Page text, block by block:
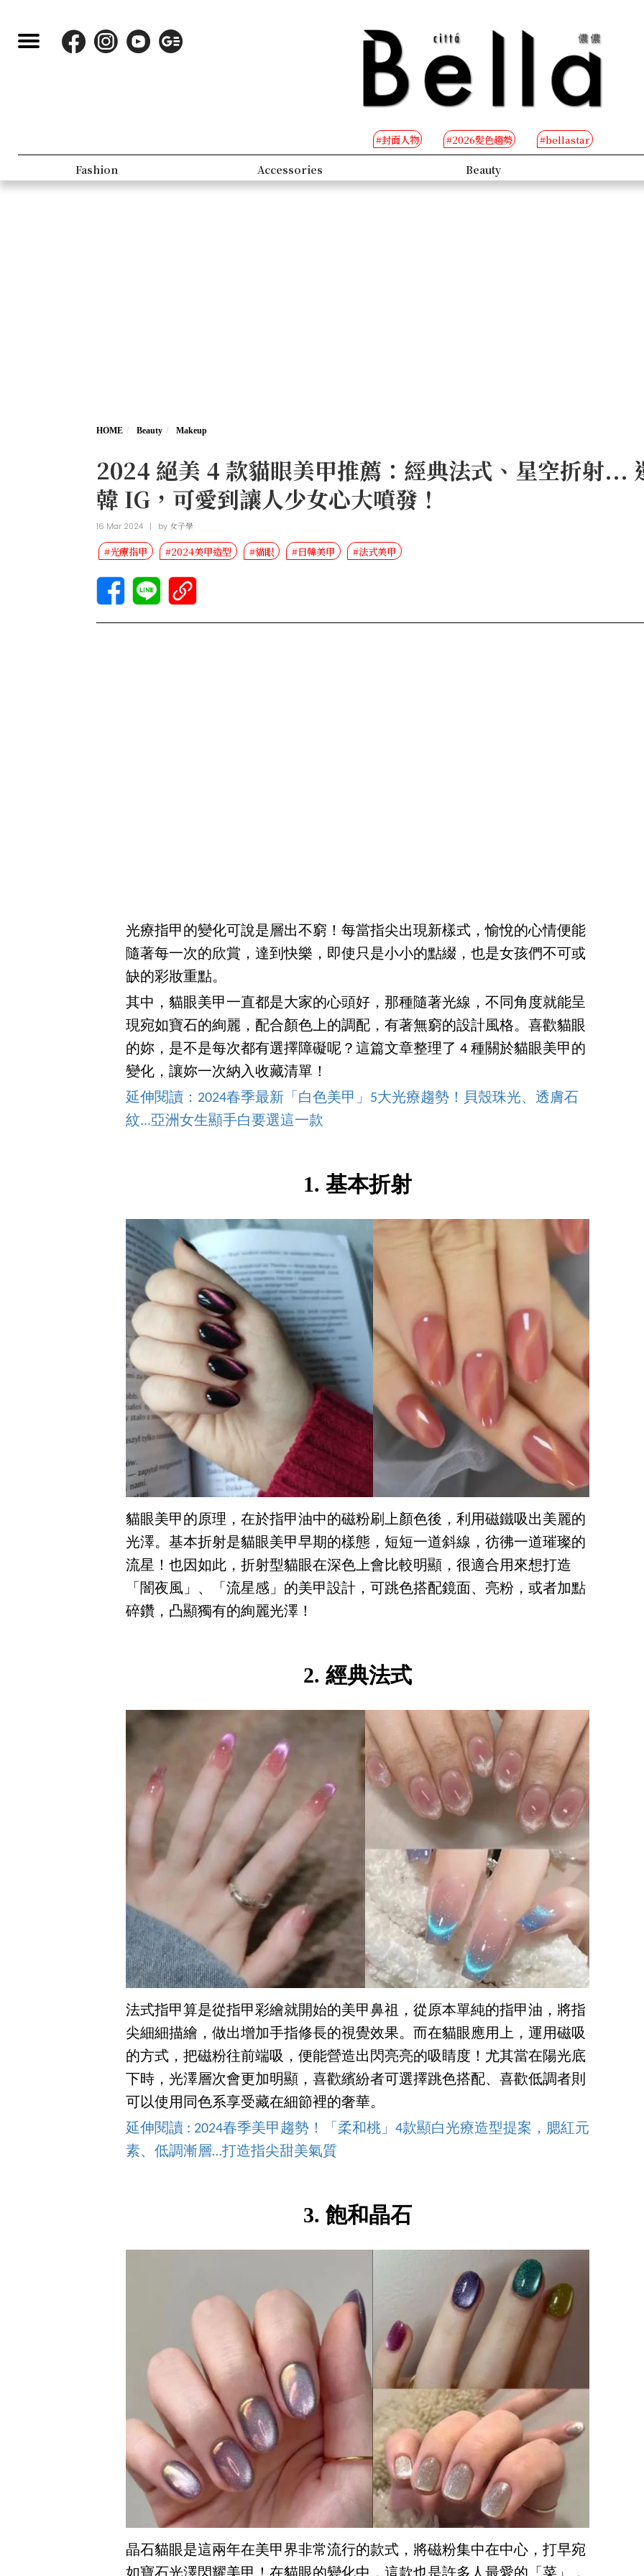
#封面人物 #2026髮色趨勢 #bellastar
Fashion Accessories Beauty
HOME Beauty Makeup
2024 絕美 4 款貓眼美甲推薦：經典法式、星空折射...
韓 IG，可愛到讓人少女心大噴發！
16 Mar 2024 | by女子學
#光療指甲 #2024美甲造型 #貓眼 #日韓美甲 #法式美甲
光療指甲的變化可說是層出不窮！每當指尖出現新樣式，愉悅的心情便能
隨著每一次的欣賞，達到快樂，即使只是小小的點綴，也是女孩們不可或
缺的彩妝重點。
其中，貓眼美甲一直都是大家的心頭好，那種隨著光線，不同角度就能呈
現宛如寶石的絢麗，配合顏色上的調配，有著無窮的設計風格。喜歡貓眼
的妳，是不是每次都有選擇障礙呢？這篇文章整理了 4 種關於貓眼美甲的
變化，讓妳一次納入收藏清單！
延伸閱讀：2024春季最新「白色美甲」5大光療趨勢！貝殼珠光、透膚石
紋...亞洲女生顯手白要選這一款
1. 基本折射
貓眼美甲的原理，在於指甲油中的磁粉刷上顏色後，利用磁鐵吸出美麗的
光澤。基本折射是貓眼美甲早期的樣態，短短一道斜線，彷彿一道璀璨的
流星！也因如此，折射型貓眼在深色上會比較明顯，很適合用來想打造
「闇夜風」、「流星感」的美甲設計，可跳色搭配鏡面、亮粉，或者加點
碎鑽，凸顯獨有的絢麗光澤！
2. 經典法式
法式指甲算是從指甲彩繪就開始的美甲鼻祖，從原本單純的指甲油，將指
尖細細描繪，做出增加手指修長的視覺效果。而在貓眼應用上，運用磁吸
的方式，把磁粉往前端吸，便能營造出閃亮亮的吸睛度！尤其當在陽光底
下時，光澤層次會更加明顯，喜歡繽紛者可選擇跳色搭配、喜歡低調者則
可以使用同色系享受藏在細節裡的奢華。
延伸閱讀 : 2024春季美甲趨勢！「柔和桃」4款顯白光療造型提案，腮紅元
素、低調漸層…打造指尖甜美氣質
3. 飽和晶石
晶石貓眼是這兩年在美甲界非常流行的款式，將磁粉集中在中心，打早宛